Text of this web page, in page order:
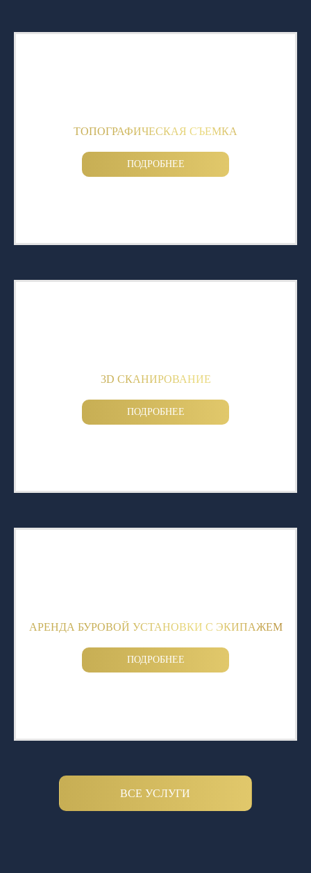
ТОПОГРАФИЧЕСКАЯ СЪЕМКА
ПОДРОБНЕЕ
3D СКАНИРОВАНИЕ
ПОДРОБНЕЕ
АРЕНДА БУРОВОЙ УСТАНОВКИ С ЭКИПАЖЕМ
ПОДРОБНЕЕ
ВСЕ УСЛУГИ